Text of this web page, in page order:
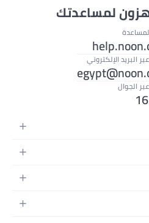
لمساعدتك
البريد الإلكتروني
الجوال